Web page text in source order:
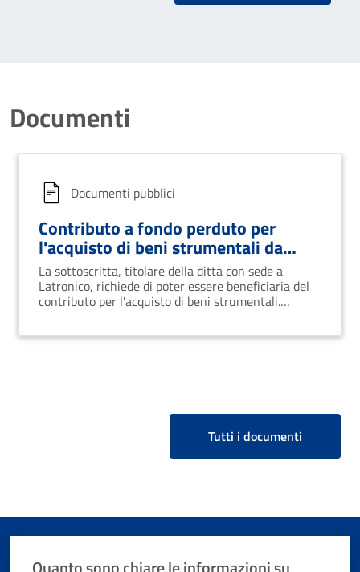
Documenti
Documenti pubblici
Contributo a fondo perduto per
l'acquisto di beni strumentali da
parte di imprese di Latronico
La sottoscritta, titolare della ditta con sede a
Latronico, richiede di poter essere beneficiaria del
contributo per l'acquisto di beni strumentali.
di non avere cause di divieto o sospensione.
Tutti i documenti